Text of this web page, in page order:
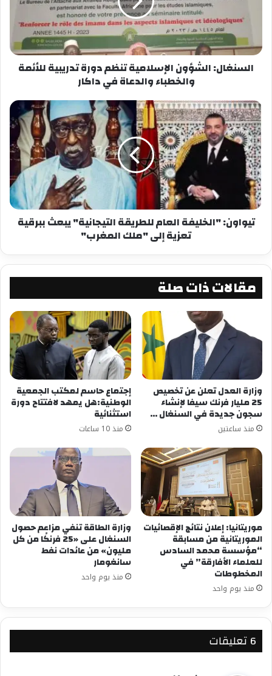
شارك هذا الموضوع:
فيس بوك X
السنغال: الشؤون الإسلامية تنظم دورة تدريبية للأئمة
والخطباء والدعاة في داكار
تيواون: "الخليفة العام للطريقة التيجانية" يبعث ببرقية
تعزية إلى "ملك المغرب"
مقالات ذات صلة
وزارة العدل تعلن عن تخصيص
25 مليار فرنك سيفا لإنشاء
سجون جديدة في السنغال …
منذ ساعتين
إجتماع حاسم لمكتب الجمعية
الوطنية:هل يمهد لافتتاح دورة
استثنائية
منذ 10 ساعات
موريتانيا: إعلان نتائج الإقصائيات
الموريتانية من مسابقة
“مؤسسة محمد السادس
للعلماء الأفارقة” في
المخطوطات
منذ يوم واحد
وزارة الطاقة تنفي مزاعم حصول
السنغال على «25 فرنكًا من كل
مليون» من عائدات نفط
سانغومار
منذ يوم واحد
‫6 تعليقات